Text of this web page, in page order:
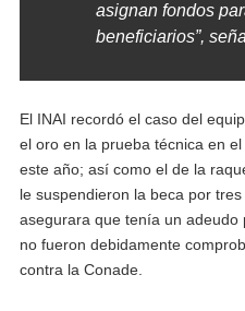
asignan fondos
beneficiarios”,
El INAI recordó el caso del
el oro en la prueba técnica en
este año; así como el de la
le suspendieron la beca por
asegurara que tenía un
no fueron debidamente
contra la Conade.